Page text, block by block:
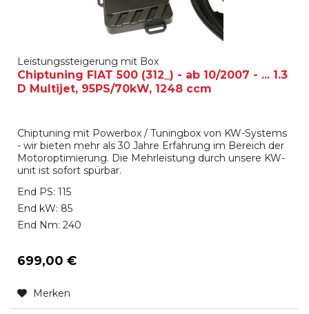
Leistungssteigerung mit Box
Chiptuning FIAT 500 (312_) - ab 10/2007 - ... 1.3
D Multijet, 95PS/70kW, 1248 ccm
Chiptuning mit Powerbox / Tuningbox von KW-Systems
- wir bieten mehr als 30 Jahre Erfahrung im Bereich der
Motoroptimierung. Die Mehrleistung durch unsere KW-
unit ist sofort spürbar.
End PS: 115
End kW: 85
End Nm: 240
699,00 €
Merken